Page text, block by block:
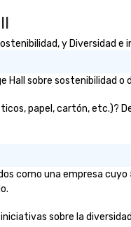
y Diversidad e
Hall sobre sostenibilidad o
papel, cartón, etc.)?
como una empresa
sobre la